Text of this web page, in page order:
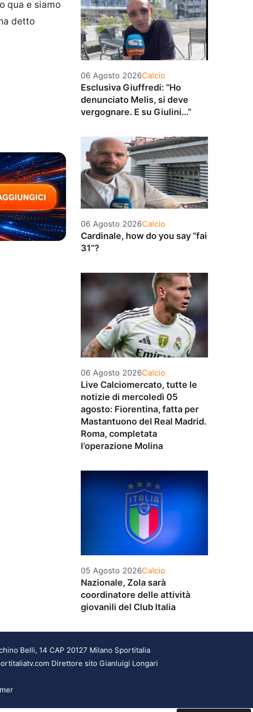
qua e siamo
detto
06 Agosto 2026Categorie
Calcio
Esclusiva Giuffredi: “Ho
denunciato Melis, si deve
vergognare. E su Giulini…”
06 Agosto 2026Categorie
Calcio
Cardinale, how do you say “fai
31”?
06 Agosto 2026Categorie
Calcio
Live Calciomercato, tutte le
notizie di mercoledì 05
agosto: Fiorentina, fatta per
Mastantuono del Real Madrid.
Roma, completata
l’operazione Molina
05 Agosto 2026Categorie
Calcio
Nazionale, Zola sarà
coordinatore delle attività
giovanili del Club Italia
Belli, 14 CAP 20127 Milano Sportitalia
Direttore sito Gianluigi Longari